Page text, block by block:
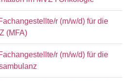
r (m/w/d) für die
(MFA)
r (m/w/d) für die